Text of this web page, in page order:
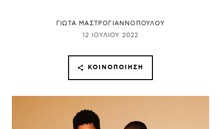
ΓΙΩΤΑ ΜΑΣΤΡΟΓΙΑΝΝΟΠΟΥΛΟΥ
12 ΙΟΥΛΊΟΥ 2022
ΚΟΙΝΟΠΟΊΗΣΗ